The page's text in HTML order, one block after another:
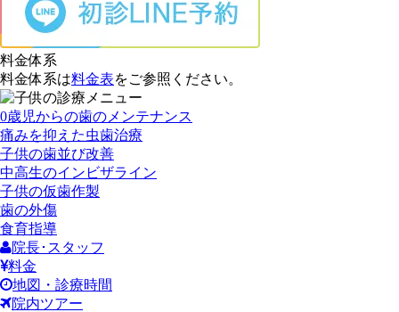
料金体系
料金体系は料金表をご参照ください。
0歳児からの歯のメンテナンス
痛みを抑えた虫歯治療
子供の歯並び改善
中高生のインビザライン
子供の仮歯作製
歯の外傷
食育指導
院長･スタッフ
料金
地図・診療時間
院内ツアー